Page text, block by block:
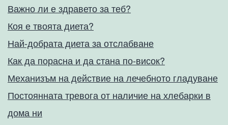
Важно ли е здравето за теб?
Коя е твоята диета?
Най-добрата диета за отслабване
Как да порасна и да стана по-висок?
Механизъм на действие на лечебното гладуване
Постоянната тревога от наличие на хлебарки в
дома ни